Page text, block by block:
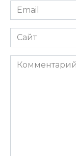
Email
*
Сайт
Комментарий